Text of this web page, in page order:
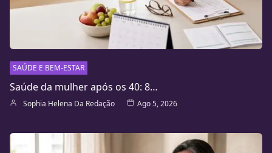
SAÚDE E BEM-ESTAR
Saúde da mulher após os 40: 8…
Sophia Helena Da Redação Ago 5, 2026